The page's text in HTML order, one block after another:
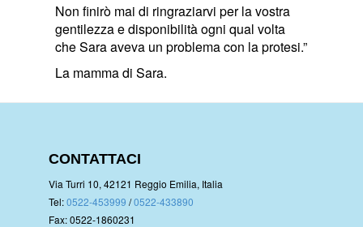
Non finirò mai di ringraziarvi per la vostra
gentilezza e disponibilità ogni qual volta
che Sara aveva un problema con la protesi.”
La mamma di Sara.
CONTATTACI
Via Turri 10, 42121 Reggio Emilia, Italia
Tel:0522-453999 /0522-433890
Fax: 0522-1860231